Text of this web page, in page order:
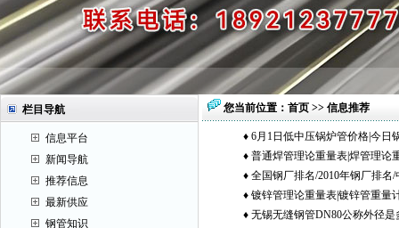
栏目导航
信息平台
新闻导航
推荐信息
最新供应
钢管知识
您当前位置： 首页 >> 信息推荐
♦ 6月1日低中压锅炉管价格|今日
行情
♦ 普通焊管理论重量表|焊管理论
式|焊管理论重量表|焊接钢管理
♦ 全国钢厂排名/2010年钢厂排名/
排名
♦ 镀锌管理论重量表|镀锌管重量
镀锌管供应商哪家好?
♦ 无锡无缝钢管DN80公称外径是